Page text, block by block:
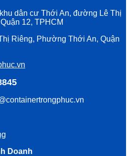
dân cư Thới An, đường Lê Thị
12, TPHCM
Riêng, Phường Thới An, Quận
Doanh